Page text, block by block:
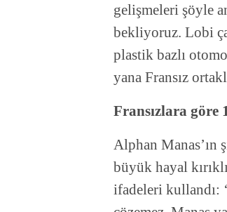
gelişmeleri şöyle
bekliyoruz. Lobi
plastik bazlı
yana Fransız
Fransızlara göre
Alphan Manas’ın
büyük hayal
ifadeleri kullandı: